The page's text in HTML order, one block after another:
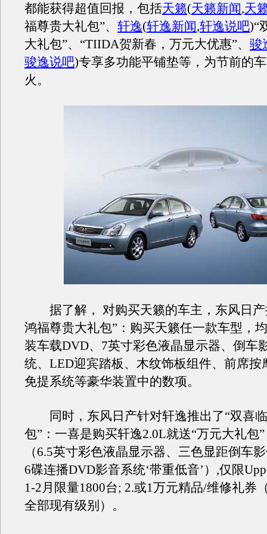
都能获得超值回报，包括天籁(天籁新闻,天
福尊贵大礼包”、 轩逸(轩逸新闻,轩逸说吧)“
大礼包”、“TIIDA贺新春，万元大优惠”、 骏
骏逸说吧)专享多功能平铺垫等，为节前的
火。
据了解， 对购买天籁的车主，东风日产
鸿福尊贵大礼包”：购买天籁任一款车型，
装车载DVD、7英寸彩色液晶显示器、倒车
统、LED迎宾踏板、木纹饰板组件、前席按
免提系统等豪华装置中的数项。
同时，东风日产针对轩逸推出了“双喜
包”：一喜是购买轩逸2.0L就送“万元大礼包
（6.5英寸彩色液晶显示器、三色显距倒车
6碟连播DVD影音系统‘带重低音’）,仅限
1-2月限量1800台; 2.或1万元精品/维修礼券
全部现有级别）。